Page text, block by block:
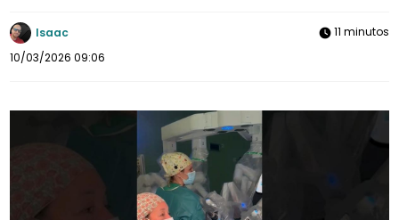
Isaac
10/03/2026 09:06
11 minutos